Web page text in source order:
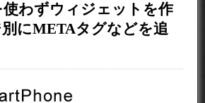
わずウィジェットを作
にMETAタグなどを追